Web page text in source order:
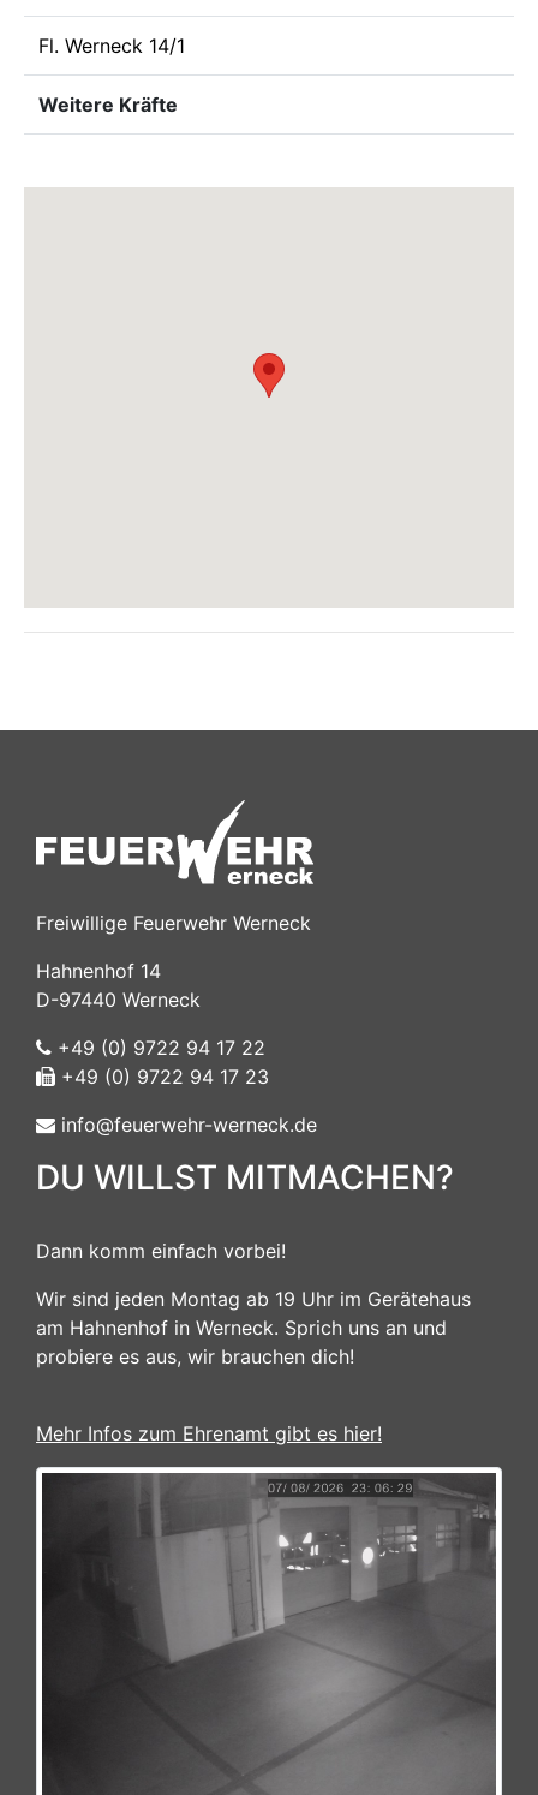
Fl. Werneck 14/1
Weitere Kräfte
Freiwillige Feuerwehr Werneck
Hahnenhof 14
D-97440 Werneck
+49 (0) 9722 94 17 22
+49 (0) 9722 94 17 23
info@feuerwehr-werneck.de
DU WILLST MITMACHEN?
Dann komm einfach vorbei!
Wir sind jeden Montag ab 19 Uhr im Gerätehaus
am Hahnenhof in Werneck. Sprich uns an und
probiere es aus, wir brauchen dich!
Mehr Infos zum Ehrenamt gibt es hier!